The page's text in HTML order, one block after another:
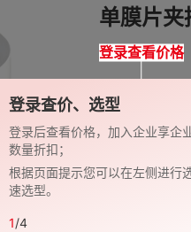
单膜片夹
登录查看价格
登录查价、选型
登录后查看价格，加入企业享企
数量折扣；
根据页面提示您可以在左侧进行
速选型。
1/4